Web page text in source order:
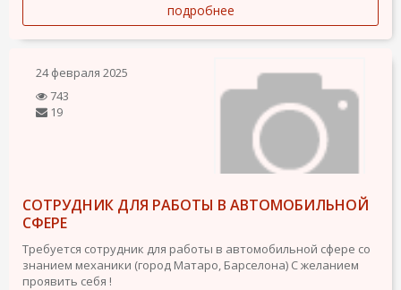
подробнее
24 февраля 2025
743
19
СОТРУДНИК ДЛЯ РАБОТЫ В АВТОМОБИЛЬНОЙ
СФЕРЕ
Требуется сотрудник для работы в автомобильной сфере со
знанием механики (город Матаро, Барселона) С желанием
проявить себя !